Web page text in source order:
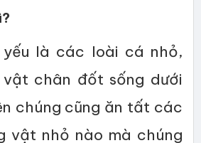
là các loài cá nhỏ,
chân đốt sống dưới
chúng cũng ăn tất các
vật nhỏ nào mà chúng